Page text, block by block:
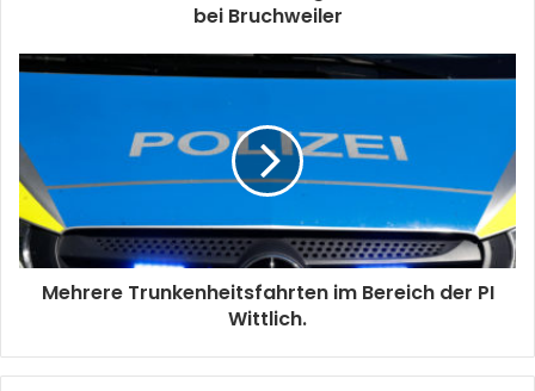
bei Bruchweiler
Mehrere Trunkenheitsfahrten im Bereich der PI
Wittlich.